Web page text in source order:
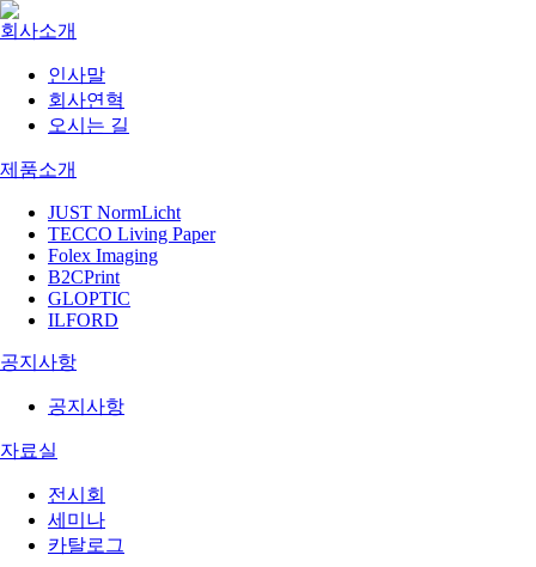
회사소개
인사말
회사연혁
오시는 길
제품소개
JUST NormLicht
TECCO Living Paper
Folex Imaging
B2CPrint
GLOPTIC
ILFORD
공지사항
공지사항
자료실
전시회
세미나
카탈로그